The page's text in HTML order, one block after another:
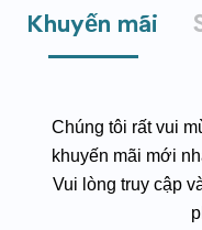
Khuyến mãi
Chúng tôi rất vui
khuyến mãi mới
Vui lòng truy cập